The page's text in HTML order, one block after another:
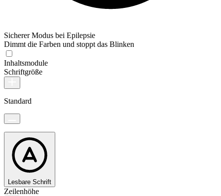
Sicherer Modus bei Epilepsie
Dimmt die Farben und stoppt das Blinken
Inhaltsmodule
Schriftgröße
Standard
Lesbare Schrift
Zeilenhöhe